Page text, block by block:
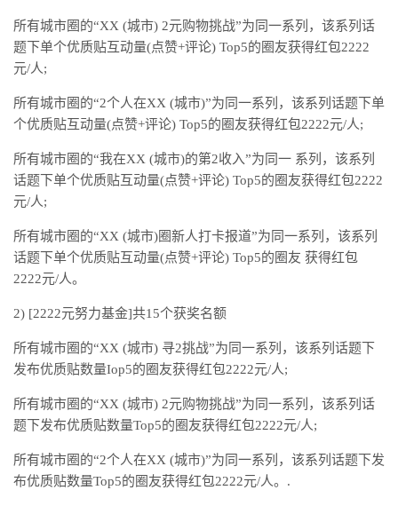
所有城市圈的“XX (城市) 2元购物挑战”为同一系列，该系列话
题下单个优质贴互动量(点赞+评论) Top5的圈友获得红包2222
元/人;
所有城市圈的“2个人在XX (城市)”为同一系列，该系列话题下单
个优质贴互动量(点赞+评论) Top5的圈友获得红包2222元/人;
所有城市圈的“我在XX (城市)的第2收入”为同一 系列，该系列
话题下单个优质贴互动量(点赞+评论) Top5的圈友获得红包2222
元/人;
所有城市圈的“XX (城市)圈新人打卡报道”为同一系列，该系列
话题下单个优质贴互动量(点赞+评论) Top5的圈友 获得红包
2222元/人。
2) [2222元努力基金]共15个获奖名额
所有城市圈的“XX (城市) 寻2挑战”为同一系列，该系列话题下
发布优质贴数量Iop5的圈友获得红包2222元/人;
所有城市圈的“XX (城市) 2元购物挑战”为同一系列，该系列话
题下发布优质贴数量Top5的圈友获得红包2222元/人;
所有城市圈的“2个人在XX (城市)”为同一系列，该系列话题下发
布优质贴数量Top5的圈友获得红包2222元/人。.